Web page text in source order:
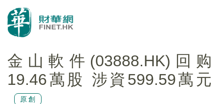
金山軟件(03888.HK)回购
19.46萬股 涉資599.59萬元
原創